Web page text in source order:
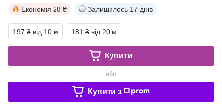
Економія 28 ₴ Залишилось 17 днів
197 ₴ від 10 м 181 ₴ від 20 м
Купити
або
Купити з